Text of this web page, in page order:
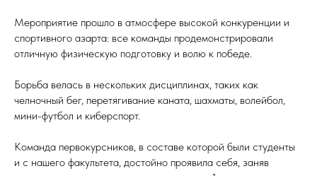
Мероприятие прошло в атмосфере высокой конкуренции и
спортивного азарта: все команды продемонстрировали
отличную физическую подготовку и волю к победе.
Борьба велась в нескольких дисциплинах, таких как
челночный бег, перетягивание каната, шахматы, волейбол,
мини-футбол и киберспорт.
Команда первокурсников, в составе которой были студенты
и с нашего факультета, достойно проявила себя, заняв